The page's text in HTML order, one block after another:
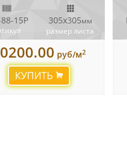
15P 305x305мм
размер листа
руб/м2
КУПИТЬ